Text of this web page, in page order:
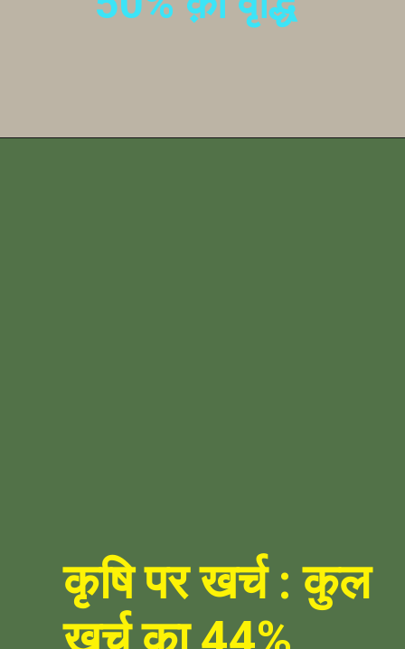
कृषि पर खर्च : कुल